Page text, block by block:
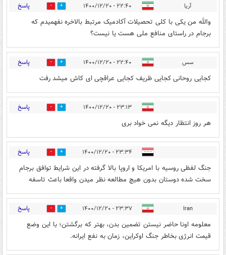
آریا ۲۲:۴۰ - ۱۴۰۰/۱۲/۲۰ 2 پاسخ
والله من یکی با کلی تحصیلات آکادمیک مرتبط بالاخره نفهمیدم که
برجام در راستای منافع ملی هست یا نیست؟
سس ۲۲:۴۰ - ۱۴۰۰/۱۲/۲۰ 4 پاسخ
کجایی روحانی کجایی ظریف کجایی عراقچی ای کاش میشد رفت
۲۳:۱۳ - ۱۴۰۰/۱۲/۲۰ 2 پاسخ
هر روز انتظار دیگه نمی خواد بری
۲۳:۳۴ - ۱۴۰۰/۱۲/۲۰ 0 پاسخ
جنگ لفظی روسیه با امریکا و اروپا بالا گرفته در این شرایط توافق برجام
سخت شده دوستان بدون هیچ مطالعه نظر میدن واقعا باعث تاسفه
Iran ۲۳:۳۷ - ۱۴۰۰/۱۲/۲۰ 4 پاسخ
معلومه اونا حاضر نیستن تضمین بدن، بهتر که برگشتن؛ با این وضع
قیمت انرژی بخاطر جنگ اوکراین، زمان به نفع ایرانه.